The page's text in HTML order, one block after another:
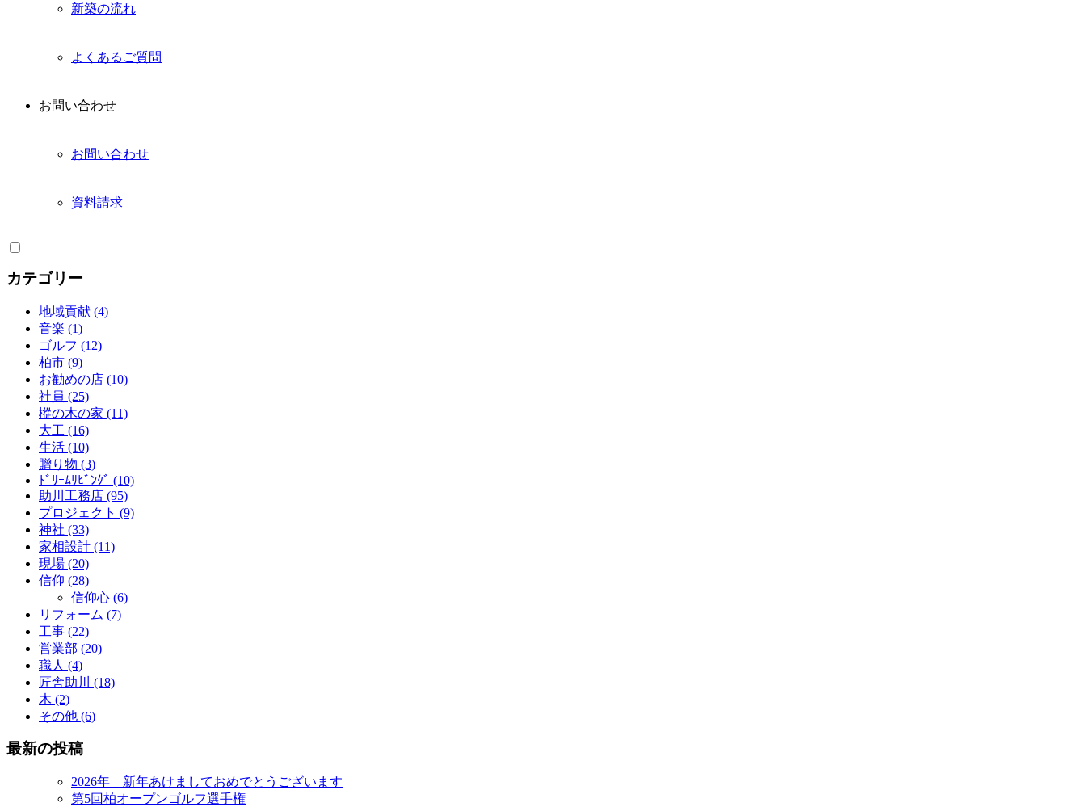
新築の流れ
よくあるご質問
お問い合わせ
お問い合わせ
資料請求
カテゴリー
地域貢献 (4)
音楽 (1)
ゴルフ (12)
柏市 (9)
お勧めの店 (10)
社員 (25)
樅の木の家 (11)
大工 (16)
生活 (10)
贈り物 (3)
ﾄﾞﾘｰﾑﾘﾋﾞﾝｸﾞ (10)
助川工務店 (95)
プロジェクト (9)
神社 (33)
家相設計 (11)
現場 (20)
信仰 (28)
信仰心 (6)
リフォーム (7)
工事 (22)
営業部 (20)
職人 (4)
匠舎助川 (18)
木 (2)
その他 (6)
最新の投稿
2026年 新年あけましておめでとうございます
第5回柏オープンゴルフ選手権